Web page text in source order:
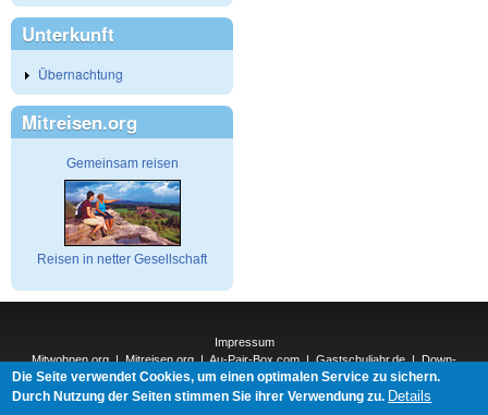
Unterkunft
Übernachtung
Mitreisen.org
Gemeinsam reisen
Reisen in netter Gesellschaft
Impressum
Mitwohnen.org|Mitreisen.org|Au-Pair-Box.com|Gastschuljahr.de|Down-
Under.org |Elderpair.com|
Interconnections-Verlag.de|Natur-und-Umwelt.org|ReiseTops.com|
Die Seite verwendet Cookies, um einen optimalen Service zu sichern.
Durch Nutzung der Seiten stimmen Sie ihrer Verwendung zu. Details